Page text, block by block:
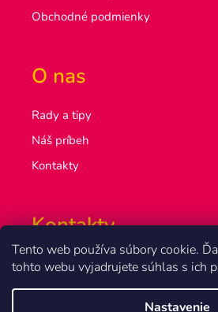
Tento web používa súbory cookie.
tohto webu vyjadrujete súhlas s ich
Nastavenie
Obchodné podmienky
O nas
Rady a tipy
Náš príbeh
Kontakty
Kontakty
info@olsakovi.sk
+420 777 851 918